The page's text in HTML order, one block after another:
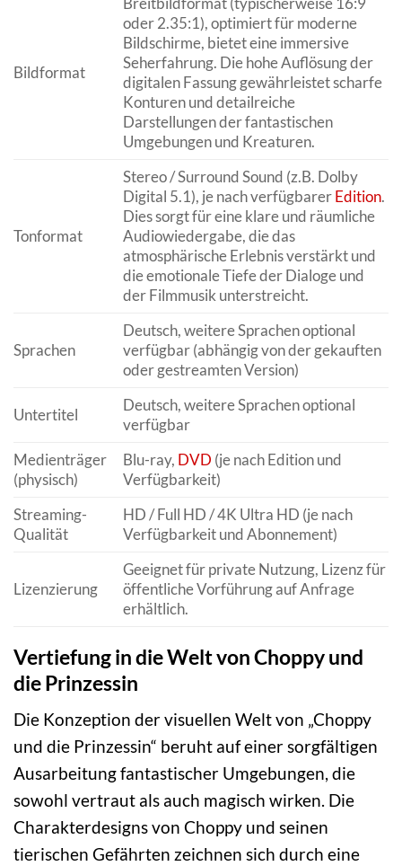
Bildformat
oder 2.35:1), optimiert für moderne
Bildschirme, bietet eine immersive
Seherfahrung. Die hohe Auflösung der
digitalen Fassung gewährleistet scharfe
Konturen und detailreiche
Darstellungen der fantastischen
Umgebungen und Kreaturen.
Tonformat
Stereo / Surround Sound (z.B. Dolby
Digital 5.1), je nach verfügbarerEdition.
Dies sorgt für eine klare und räumliche
Audiowiedergabe, die das
atmosphärische Erlebnis verstärkt und
die emotionale Tiefe der Dialoge und
der Filmmusik unterstreicht.
Sprachen
Deutsch, weitere Sprachen optional
verfügbar (abhängig von der gekauften
oder gestreamten Version)
Untertitel
Deutsch, weitere Sprachen optional
verfügbar
Medienträger
(physisch)
Blu-ray, DVD (je nach Edition und
Verfügbarkeit)
Streaming-
Qualität
HD / Full HD / 4K Ultra HD (je nach
Verfügbarkeit und Abonnement)
Lizenzierung
Geeignet für private Nutzung, Lizenz für
öffentliche Vorführung auf Anfrage
erhältlich.
Vertiefung in die Welt von Choppy und
die Prinzessin
Die Konzeption der visuellen Welt von „Choppy
und die Prinzessin“ beruht auf einer sorgfältigen
Ausarbeitung fantastischer Umgebungen, die
sowohl vertraut als auch magisch wirken. Die
Charakterdesigns von Choppy und seinen
tierischen Gefährten zeichnen sich durch eine